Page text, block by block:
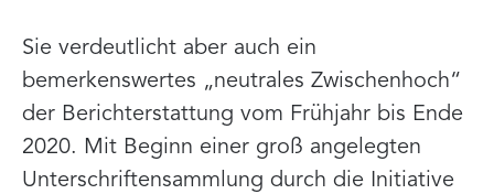
Sie verdeutlicht aber auch ein
bemerkenswertes „neutrales Zwischenhoch“
der Berichterstattung vom Frühjahr bis Ende
2020. Mit Beginn einer groß angelegten
Unterschriftensammlung durch die Initiative